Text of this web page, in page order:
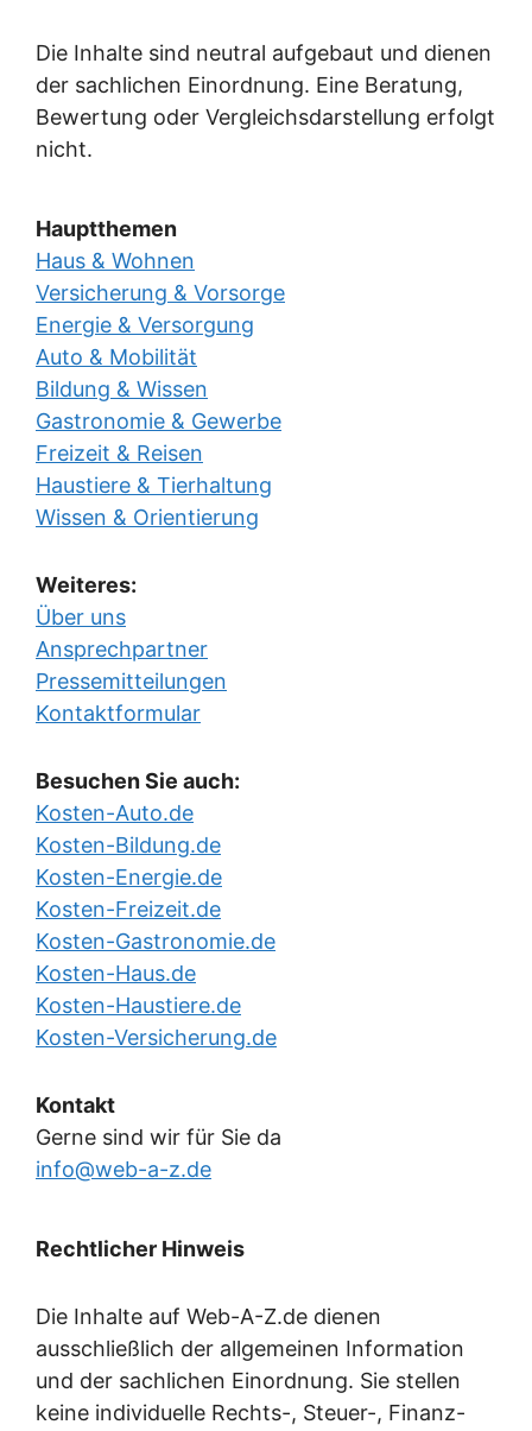
Die Inhalte sind neutral aufgebaut und dienen
der sachlichen Einordnung. Eine Beratung,
Bewertung oder Vergleichsdarstellung erfolgt
nicht.
Hauptthemen
Haus & Wohnen
Versicherung & Vorsorge
Energie & Versorgung
Auto & Mobilität
Bildung & Wissen
Gastronomie & Gewerbe
Freizeit & Reisen
Haustiere & Tierhaltung
Wissen & Orientierung
Weiteres:
Über uns
Ansprechpartner
Pressemitteilungen
Kontaktformular
Besuchen Sie auch:
Kosten-Auto.de
Kosten-Bildung.de
Kosten-Energie.de
Kosten-Freizeit.de
Kosten-Gastronomie.de
Kosten-Haus.de
Kosten-Haustiere.de
Kosten-Versicherung.de
Kontakt
Gerne sind wir für Sie da
info@web-a-z.de
Rechtlicher Hinweis
Die Inhalte auf Web-A-Z.de dienen
ausschließlich der allgemeinen Information
und der sachlichen Einordnung. Sie stellen
keine individuelle Rechts-, Steuer-, Finanz-